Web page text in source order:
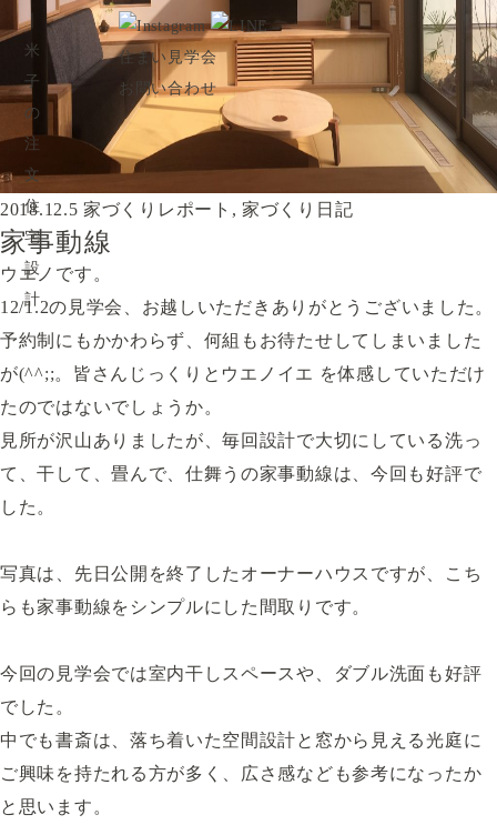
住まい見学会
お問い合わせ
2018.12.5 家づくりレポート ,家づくり日記
家事動線
ウエノです。
12/1.2の見学会、お越しいただきありがとうございました。
予約制にもかかわらず、何組もお待たせしてしまいました
が(^^;;。皆さんじっくりとウエノイエ を体感していただけ
たのではないでしょうか。
見所が沢山ありましたが、毎回設計で大切にしている洗っ
て、干して、畳んで、仕舞うの家事動線は、今回も好評で
した。
写真は、先日公開を終了したオーナーハウスですが、こち
らも家事動線をシンプルにした間取りです。
今回の見学会では室内干しスペースや、ダブル洗面も好評
でした。
中でも書斎は、落ち着いた空間設計と窓から見える光庭に
ご興味を持たれる方が多く、広さ感なども参考になったか
と思います。